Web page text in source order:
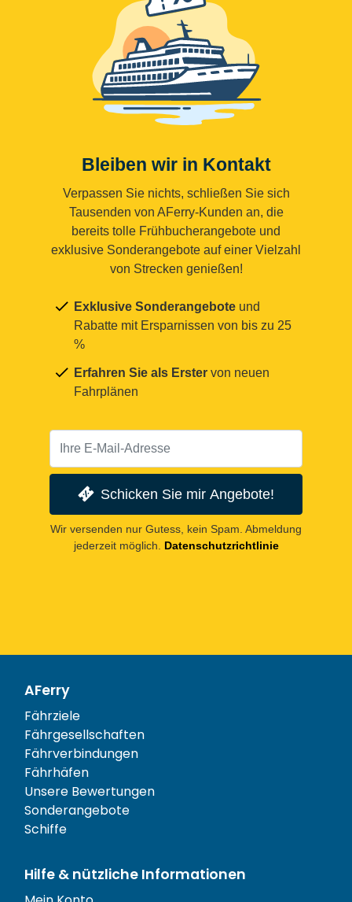
Bleiben wir in Kontakt
Verpassen Sie nichts, schließen Sie sich
Tausenden von AFerry-Kunden an, die
bereits tolle Frühbucherangebote und
exklusive Sonderangebote auf einer Vielzahl
von Strecken genießen!
Exklusive Sonderangebote und
Rabatte mit Ersparnissen von bis zu 25
%
Erfahren Sie als Erster von neuen
Fahrplänen
Schicken Sie mir Angebote!
Wir versenden nur Gutess, kein Spam. Abmeldung
jederzeit möglich.
Datenschutzrichtlinie
AFerry
Fährziele
Fährgesellschaften
Fährverbindungen
Fährhäfen
Unsere Bewertungen
Sonderangebote
Schiffe
Hilfe & nützliche Informationen